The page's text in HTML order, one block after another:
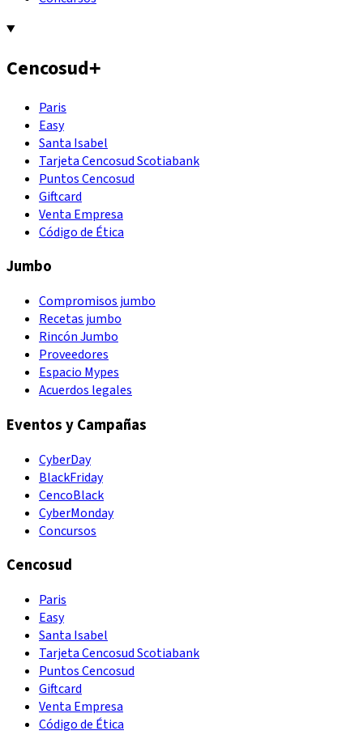
Cencosud+
Paris
Easy
Santa Isabel
Tarjeta Cencosud Scotiabank
Puntos Cencosud
Giftcard
Venta Empresa
Código de Ética
Jumbo
Compromisos jumbo
Recetas jumbo
Rincón Jumbo
Proveedores
Espacio Mypes
Acuerdos legales
Eventos y Campañas
CyberDay
BlackFriday
CencoBlack
CyberMonday
Concursos
Cencosud
Paris
Easy
Santa Isabel
Tarjeta Cencosud Scotiabank
Puntos Cencosud
Giftcard
Venta Empresa
Código de Ética